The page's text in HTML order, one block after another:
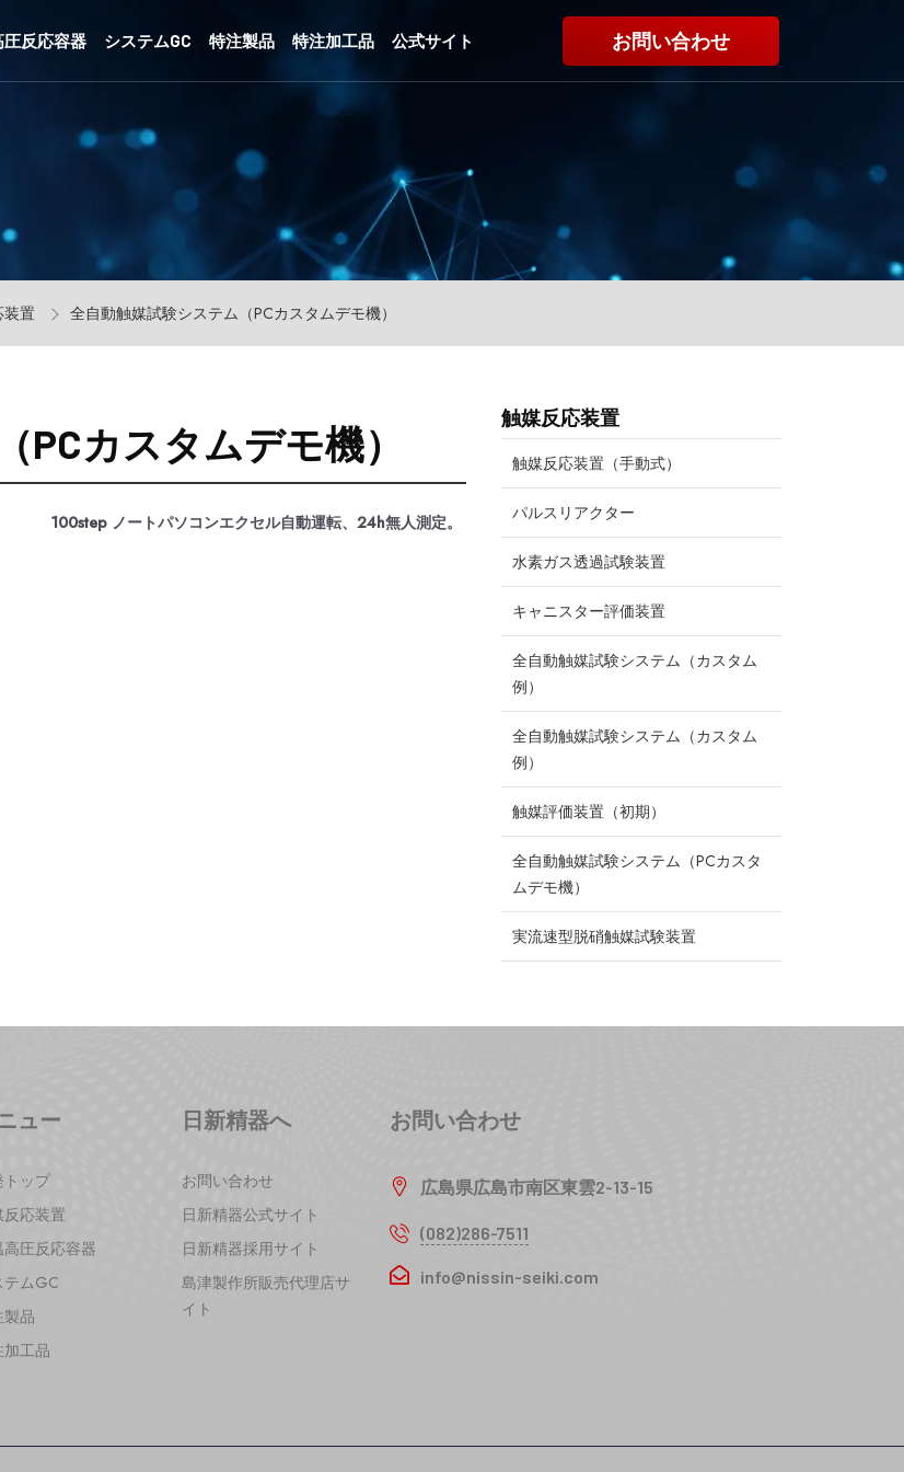
圧反応容器 システムGC 特注製品 特注加工品 公式サイト お問い合わせ
装置 全自動触媒試験システム（PCカスタムデモ機）
PCカスタムデモ機）
100step ノートパソコンエクセル自動運転、24h無人測定。
触媒反応装置
触媒反応装置（手動式）
パルスリアクター
水素ガス透過試験装置
キャニスター評価装置
全自動触媒試験システム（カスタム
例）
全自動触媒試験システム（カスタム
例）
触媒評価装置（初期）
全自動触媒試験システム（PCカスタ
ムデモ機）
実流速型脱硝触媒試験装置
ュー
トップ
応装置
高圧反応容器
テムGC
品
工品
日新精器へ
お問い合わせ
日新精器公式サイト
日新精器採用サイト
島津製作所販売代理店サ
イト
お問い合わせ
広島県広島市南区東雲2-13-15
(082)286-7511
info@nissin-seiki.com